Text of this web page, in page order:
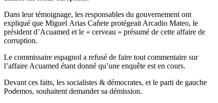
Dans leur témoignage, les responsables du gouvernement ont
expliqué que Miguel Arias Cañete protégeait Arcadio Mateo, le
président d’Acuamed et le « cerveau » présumé de cette affaire de
corruption.
Le commissaire espagnol a refusé de faire tout commentaire sur
l’affaire Acuamed étant donné qu’une enquête est en cours.
Devant ces faits, les socialistes & démocrates, et le parti de gauche
Podemos, souhaitent demander sa démission.